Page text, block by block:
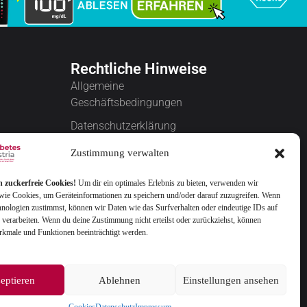
Zustimmung verwalten
zuckerfreie Cookies! Um dir ein optimales Erlebnis zu bieten, verwenden wir
Cookies, um Geräteinformationen zu speichern und/oder darauf zuzugreifen. Wenn
zustimmst, können wir Daten wie das Surfverhalten oder eindeutige IDs auf
verarbeiten. Wenn du deine Zustimmung nicht erteilst oder zurückziehst, können
und Funktionen beeinträchtigt werden.
Ablehnen Einstellungen ansehen
Rechtliche Hinweise
Allgemeine
Geschäftsbedingungen
Datenschutzerklärung
Cookies
Widerrufsbelehrung
Newsletter verwalten